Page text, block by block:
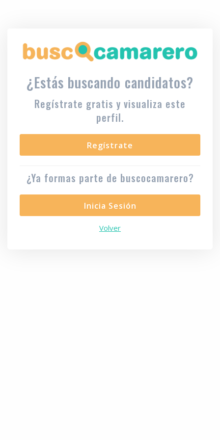
¿Estás buscando candidatos?
Regístrate gratis y visualiza este
perfil.
Regístrate
¿Ya formas parte de buscocamarero?
Inicia Sesión
Volver